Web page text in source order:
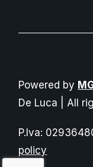
Powered by
De Luca | All
P.Iva:
policy